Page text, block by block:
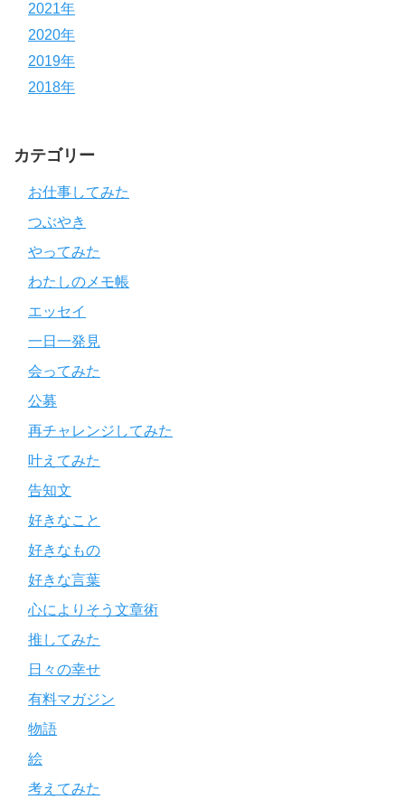
2021年
2020年
2019年
2018年
カテゴリー
お仕事してみた
つぶやき
やってみた
わたしのメモ帳
エッセイ
一日一発見
会ってみた
公募
再チャレンジしてみた
叶えてみた
告知文
好きなこと
好きなもの
好きな言葉
心によりそう文章術
推してみた
日々の幸せ
有料マガジン
物語
絵
考えてみた